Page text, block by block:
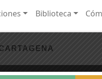
Biblioteca